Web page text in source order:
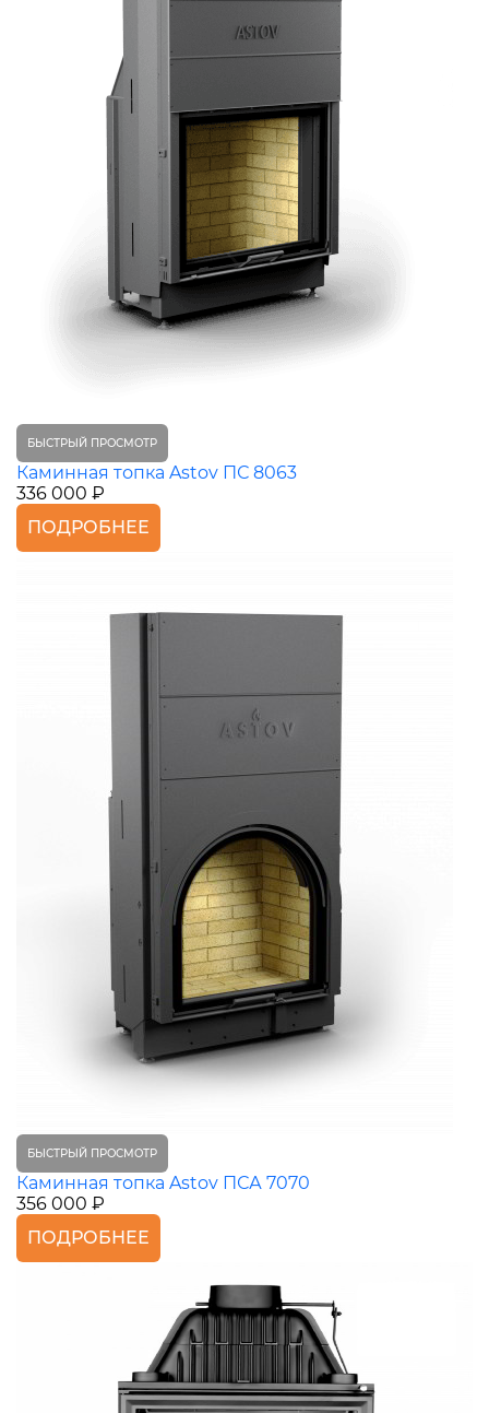
БЫСТРЫЙ ПРОСМОТР
Каминная топка Astov ПС 8063
336 000 ₽
ПОДРОБНЕЕ
БЫСТРЫЙ ПРОСМОТР
Каминная топка Astov ПСА 7070
356 000 ₽
ПОДРОБНЕЕ